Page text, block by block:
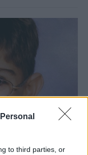
to third parties, or
Vargas: